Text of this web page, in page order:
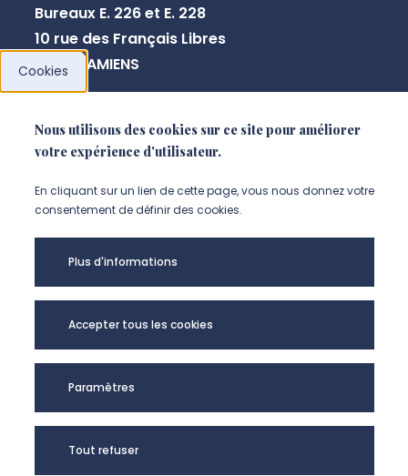
Bureaux E. 226 et E. 228
10 rue des Français Libres
80080 AMIENS
NOUS CONTACTER
TRAME - UR UPJV
4284 @2024
Cookies
Nous utilisons des cookies sur ce site pour améliorer
votre expérience d'utilisateur.
En cliquant sur un lien de cette page, vous nous donnez votre
consentement de définir des cookies.
Plus d'informations
Accepter tous les cookies
Paramètres
Tout refuser